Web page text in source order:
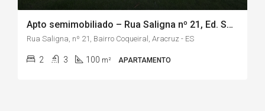
Apto semimobiliado – Rua Saligna nº 21, Ed. Solar Atlântico, Bairro Coqueiral/Aracruz-ES
Rua Saligna, nº 21, Bairro Coqueiral, Aracruz - ES
2 3 100 m² APARTAMENTO